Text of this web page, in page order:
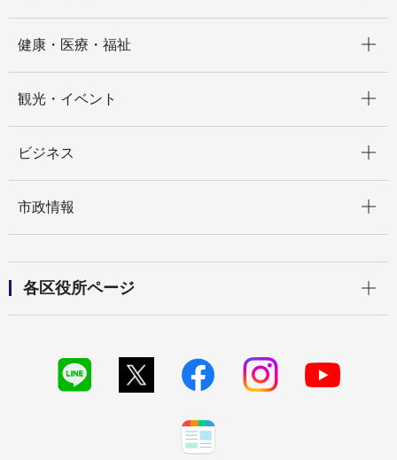
健康・医療・福祉
観光・イベント
ビジネス
市政情報
各区役所ページ